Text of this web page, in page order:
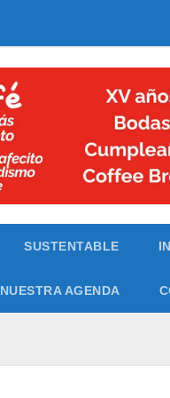
SUSTENTABLE
NUESTRA AGENDA